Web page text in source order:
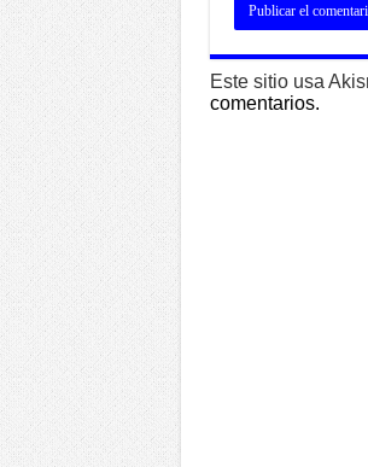
Este sitio usa
comentarios.